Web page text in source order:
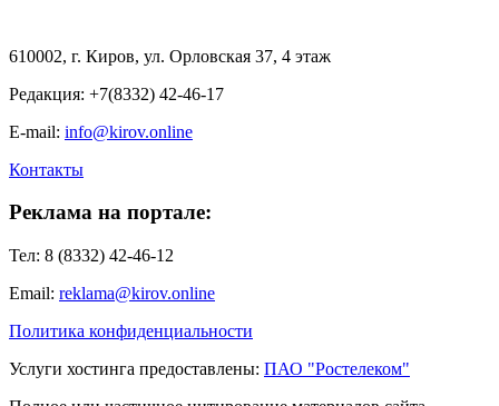
610002, г. Киров, ул. Орловская 37, 4 этаж
Редакция: +7(8332) 42-46-17
E-mail: info@kirov.online
Контакты
Реклама на портале:
Тел: 8 (8332) 42-46-12
Email: reklama@kirov.online
Политика конфиденциальности
Услуги хостинга предоставлены: ПАО "Ростелеком"